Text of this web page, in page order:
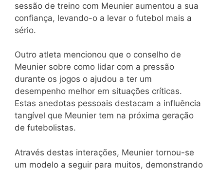
sessão de treino com Meunier aumentou a sua
confiança, levando-o a levar o futebol mais a
sério.
Outro atleta mencionou que o conselho de
Meunier sobre como lidar com a pressão
durante os jogos o ajudou a ter um
desempenho melhor em situações críticas.
Estas anedotas pessoais destacam a influência
tangível que Meunier tem na próxima geração
de futebolistas.
Através destas interações, Meunier tornou-se
um modelo a seguir para muitos, demonstrando